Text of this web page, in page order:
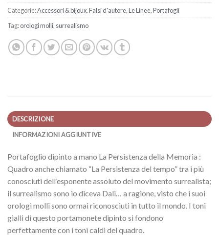
Categorie:Accessori & bijoux,Falsi d'autore,Le Linee,Portafogli
Tag:orologi molli, surrealismo
DESCRIZIONE
INFORMAZIONI AGGIUNTIVE
Portafoglio dipinto a mano La Persistenza della Memoria :
Quadro anche chiamato “La Persistenza del tempo” tra i più
conosciuti dell’esponente assoluto del movimento surrealista;
il surrealismo sono io diceva Dalì… a ragione, visto che i suoi
orologi molli sono ormai riconosciuti in tutto il mondo. I toni
gialli di questo portamonete dipinto si fondono
perfettamente con i toni caldi del quadro.